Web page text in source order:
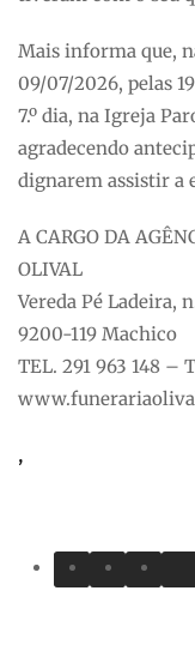
Mais informa que,
09/07/2026, pelas
7.º dia, na Igreja
agradecendo
dignarem assistir a
A CARGO DA
OLIVAL
Vereda Pé Ladeira,
9200-119 Machico
TEL. 291 963 148 –
,